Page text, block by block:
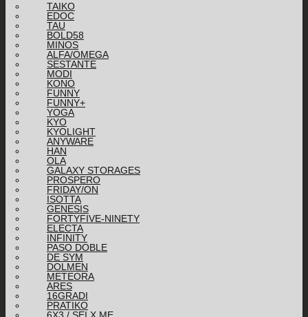
TAIKO
EDOC
TAU
BOLD58
MINOS
ALFA/OMEGA
SESTANTE
MODI
KONO
FUNNY
FUNNY+
YOGA
KYO
KYOLIGHT
ANYWARE
HAN
OLA
GALAXY STORAGES
PROSPERO
FRIDAY/ON
ISOTTA
GENESIS
FORTYFIVE-NINETY
ELECTA
INFINITY
PASO DOBLE
DE SYM
DOLMEN
METEORA
ARES
16GRADI
PRATIKO